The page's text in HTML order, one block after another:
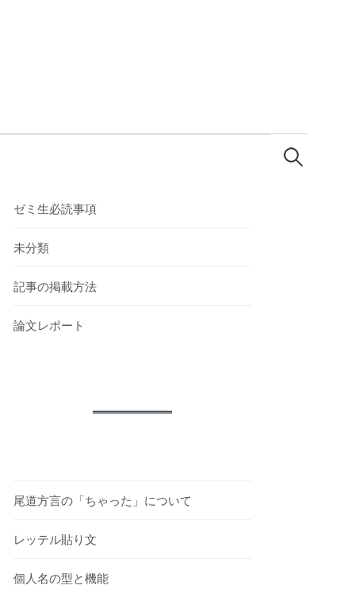
検
索:
ゼミ生必読事項
未分類
記事の掲載方法
論文レポート
尾道方言の「ちゃった」について
レッテル貼り文
個人名の型と機能